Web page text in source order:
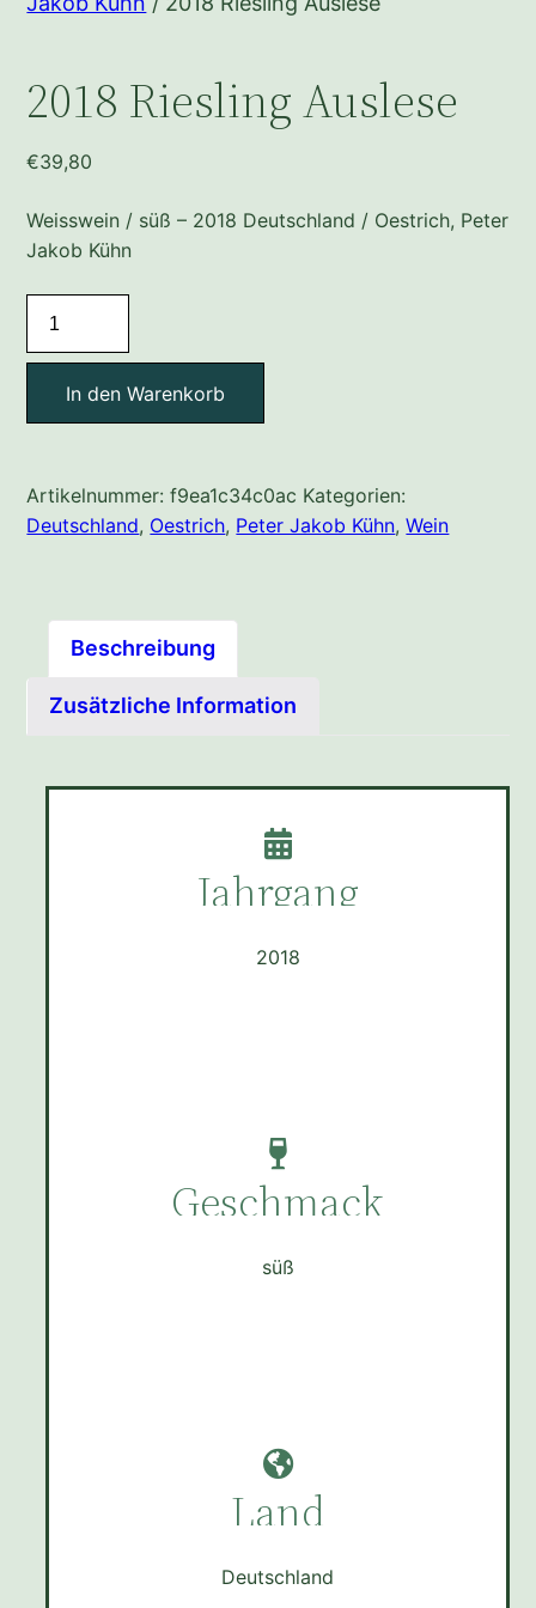
2018 Riesling Auslese
€39,80
Weisswein / süß – 2018 Deutschland / Oestrich, Peter
Jakob Kühn
Riesling
Auslese
MengeIn den Warenkorb
Artikelnummer:f9ea1c34c0ac Kategorien:
Deutschland, Oestrich, Peter Jakob Kühn,Wein
Beschreibung
Zusätzliche Information
Jahrgang
2018
Geschmack
süß
Land
Deutschland